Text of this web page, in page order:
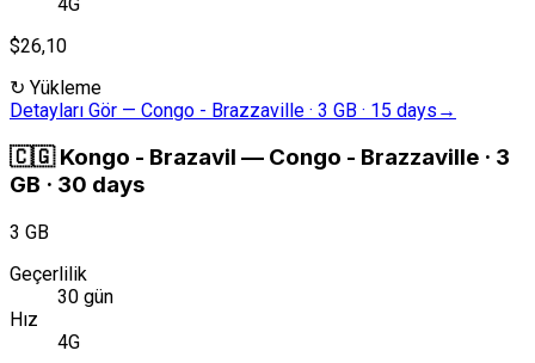
$26,10
↻ Yükleme
Detayları Gör — Congo - Brazzaville · 3 GB · 15 days →
🇨🇬 Kongo - Brazavil — Congo - Brazzaville · 3
GB · 30 days
3 GB
Geçerlilik
30 gün
Hız
4G